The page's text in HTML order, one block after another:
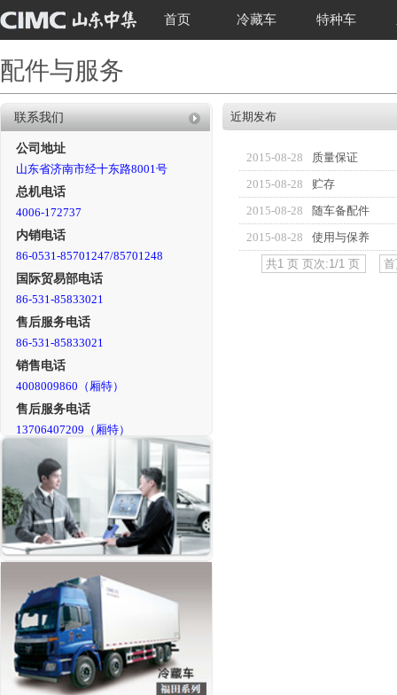
首页 冷藏车 特种车
配件与服务
联系我们
公司地址
山东省济南市经十东路8001号
总机电话
4006-172737
内销电话
86-0531-85701247/85701248
国际贸易部电话
86-531-85833021
售后服务电话
86-531-85833021
销售电话
4008009860（厢特）
售后服务电话
13706407209（厢特）
近期发布
2015-08-28
质量保证
2015-08-28
贮存
2015-08-28
随车备配件
2015-08-28
使用与保养
共1 页 页次:1/1 页